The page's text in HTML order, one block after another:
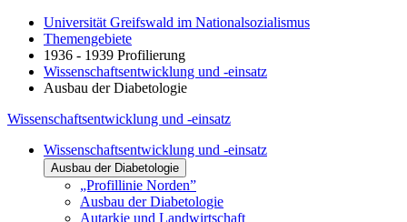
Universität Greifswald im Nationalsozialismus
Themengebiete
1936 - 1939 Profilierung
Wissenschaftsentwicklung und -einsatz
Ausbau der Diabetologie
Wissenschaftsentwicklung und -einsatz
Wissenschaftsentwicklung und -einsatz
Ausbau der Diabetologie
„Profillinie Norden”
Ausbau der Diabetologie
Autarkie und Landwirtschaft